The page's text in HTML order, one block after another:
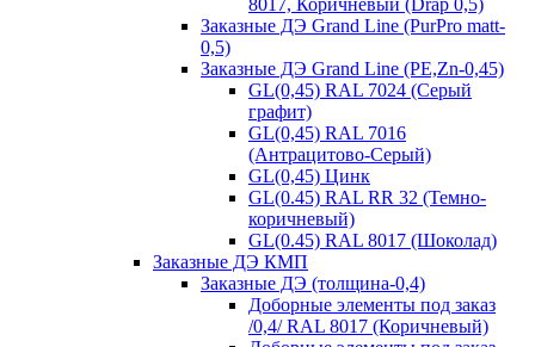
Заказные ДЭ Grand Line (PurPro matt-
0,5)
Заказные ДЭ Grand Line (PE,Zn-0,45)
GL(0,45) RAL 7024 (Серый
графит)
GL(0,45) RAL 7016
(Антрацитово-Серый)
GL(0,45) Цинк
GL(0.45) RAL RR 32 (Темно-
коричневый)
GL(0.45) RAL 8017 (Шоколад)
Заказные ДЭ КМП
Заказные ДЭ (толщина-0,4)
Доборные элементы под заказ
/0,4/ RAL 8017 (Коричневый)